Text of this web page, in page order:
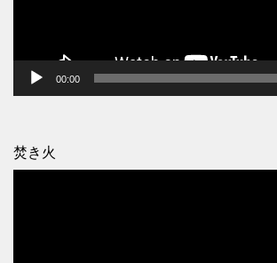
00:00
焚き火